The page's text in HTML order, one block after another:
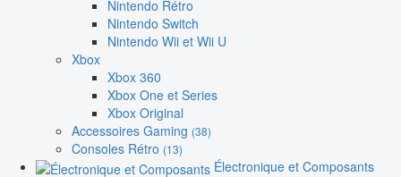
Nintendo Rétro
Nintendo Switch
Nintendo Wii et Wii U
Xbox
Xbox 360
Xbox One et Series
Xbox Original
Accessoires Gaming (38)
Consoles Rétro (13)
Électronique et Composants